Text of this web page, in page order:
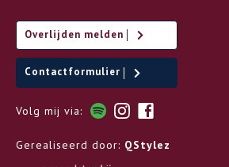
Overlijden melden
Contactformulier
Volg mij via:
Gerealiseerd door: QStylez